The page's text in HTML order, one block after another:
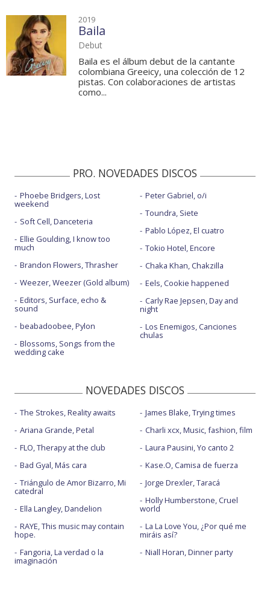
2019
Baila
Debut
Baila es el álbum debut de la cantante
colombiana Greeicy, una colección de 12
pistas. Con colaboraciones de artistas
como...
PRO. NOVEDADES DISCOS
Phoebe Bridgers, Lost
weekend
Soft Cell, Danceteria
Ellie Goulding, I know too
much
Brandon Flowers, Thrasher
Weezer, Weezer (Gold album)
Editors, Surface, echo &
sound
beabadoobee, Pylon
Blossoms, Songs from the
wedding cake
Peter Gabriel, o/i
Toundra, Siete
Pablo López, El cuatro
Tokio Hotel, Encore
Chaka Khan, Chakzilla
Eels, Cookie happened
Carly Rae Jepsen, Day and
night
Los Enemigos, Canciones
chulas
NOVEDADES DISCOS
The Strokes, Reality awaits
Ariana Grande, Petal
FLO, Therapy at the club
Bad Gyal, Más cara
Triángulo de Amor Bizarro, Mi
catedral
Ella Langley, Dandelion
RAYE, This music may contain
hope.
Fangoria, La verdad o la
imaginación
James Blake, Trying times
Charli xcx, Music, fashion, film
Laura Pausini, Yo canto 2
Kase.O, Camisa de fuerza
Jorge Drexler, Taracá
Holly Humberstone, Cruel
world
La La Love You, ¿Por qué me
miráis así?
Niall Horan, Dinner party